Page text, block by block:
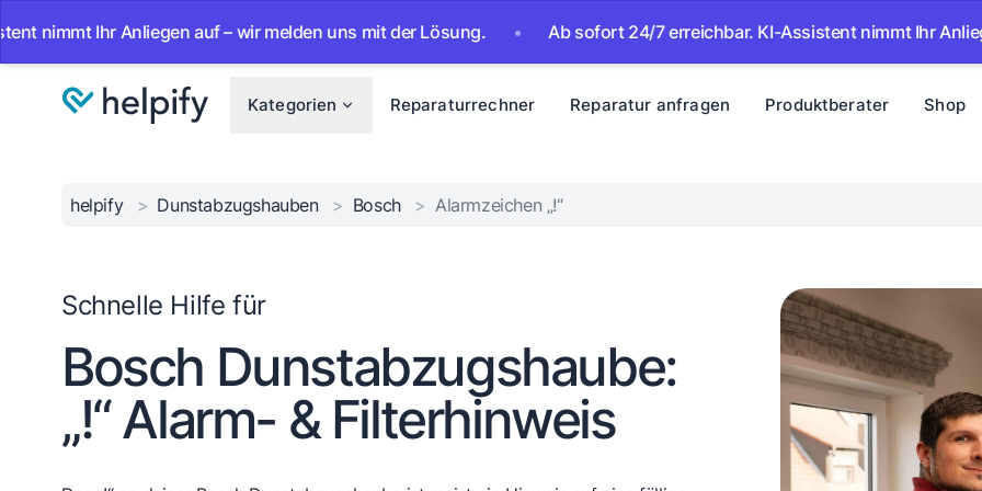
Ihr Anliegen auf – wir melden uns mit der Lösung. • Ab sofort 24/7 erreichbar. KI-Assistent nimmt Ihr Anliegen auf
Kategorien Reparaturrechner Reparatur anfragen Produktberater Shop
helpify > Dunstabzugshauben > Bosch > Alarmzeichen „!“
Schnelle Hilfe für
Bosch Dunstabzugshaube:
„!“ Alarm- & Filterhinweis